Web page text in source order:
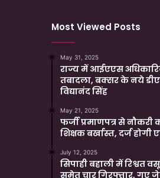
Most Viewed Posts
May 31, 2025
राज्य में आईएएस
तबादला, बक्सर के नये
विद्यानंद सिंह
May 21, 2025
फर्जी प्रमाणपत्र से
शिक्षक बर्खास्त, दर्ज
July 12, 2025
सिपाही बहाली में रिश्वत
समेत चार गिरफ्तार, गए